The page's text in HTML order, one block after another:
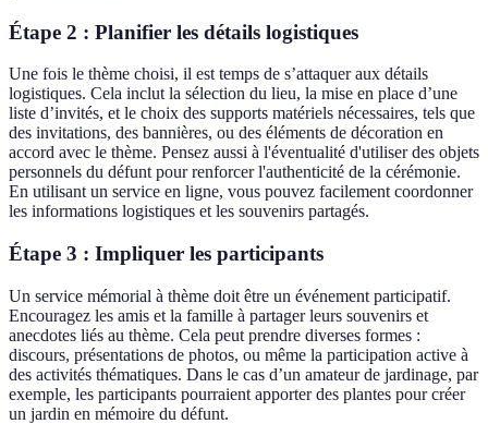
Étape 2 : Planifier les détails logistiques
Une fois le thème choisi, il est temps de s’attaquer aux détails
logistiques. Cela inclut la sélection du lieu, la mise en place d’une
liste d’invités, et le choix des supports matériels nécessaires, tels que
des invitations, des bannières, ou des éléments de décoration en
accord avec le thème. Pensez aussi à l'éventualité d'utiliser des objets
personnels du défunt pour renforcer l'authenticité de la cérémonie.
En utilisant un service en ligne, vous pouvez facilement coordonner
les informations logistiques et les souvenirs partagés.
Étape 3 : Impliquer les participants
Un service mémorial à thème doit être un événement participatif.
Encouragez les amis et la famille à partager leurs souvenirs et
anecdotes liés au thème. Cela peut prendre diverses formes :
discours, présentations de photos, ou même la participation active à
des activités thématiques. Dans le cas d’un amateur de jardinage, par
exemple, les participants pourraient apporter des plantes pour créer
un jardin en mémoire du défunt.